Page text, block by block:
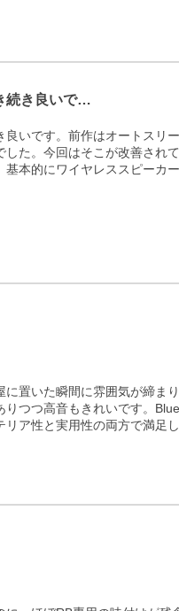
続き良いで…
いです。前作はオートスリ
した。今回はそこが改善され
本的にワイヤレススピーカ
置いた瞬間に雰囲気が締ま
りつつ高音もきれいです。
ア性と実用性の両方で満足し